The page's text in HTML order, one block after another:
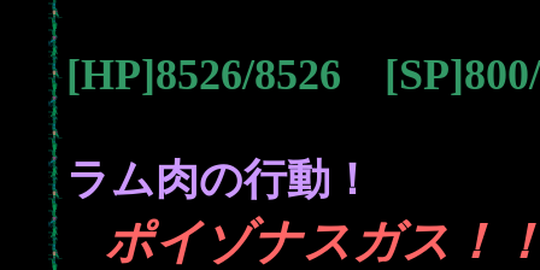
[HP]8526/8526
ラム肉の行動！
ポイゾナスガス！